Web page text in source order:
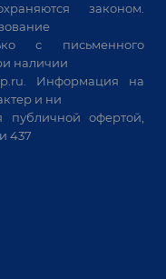
законом.
с письменного
наличии
. Информация на
и ни
публичной офертой,
437